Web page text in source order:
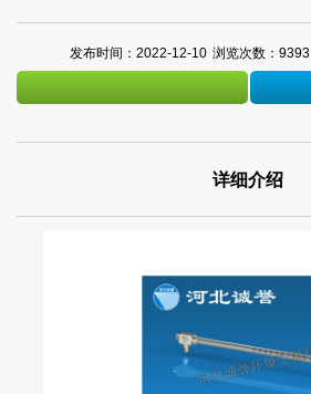
发布时间：2022-12-10 浏览次数：9393
详细介绍